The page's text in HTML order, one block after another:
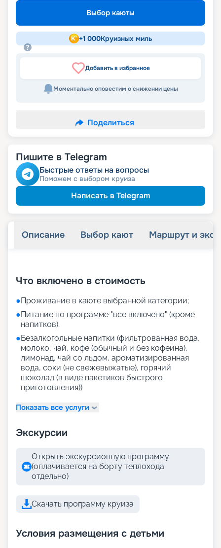
Выбор каюты
+1 000Круизных миль
Добавить в избранное
Моментально оповестим о снижении цены
Поделиться
Пишите в Telegram
Быстрые ответы на вопросы
Поможем с выбором круиза
Написать в Telegram
Описание Выбор кают Маршрут и
Что включено в стоимость
●Проживание в каюте выбранной категории;
●Питание по программе "все включено" (кроме
напитков);
●Безалкогольные напитки (фильтрованная вода,
молоко, чай, кофе (обычный и без кофеина),
лимонад, чай со льдом, ароматизированная
вода, соки (не свежевыжатые), горячий
шоколад (в виде пакетиков быстрого
приготовления))
Показать все услуги
Экскурсии
Открыть экскурсионную программу
(оплачивается на борту теплохода
отдельно)
Скачать программу круиза
Условия размещения с детьми